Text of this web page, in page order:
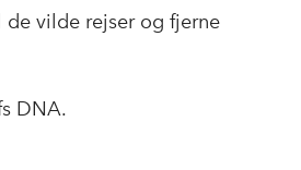
vilde rejser og fjerne
DNA.